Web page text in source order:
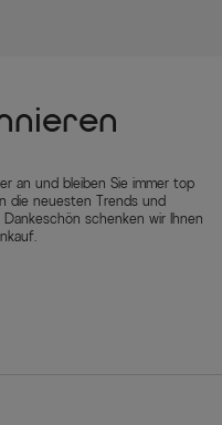
an und bleiben Sie immer top
die neuesten Trends und
schenken wir Ihnen